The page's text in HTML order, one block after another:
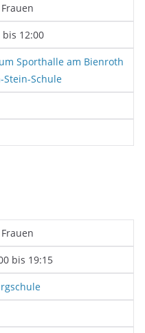
bis 12:00
Sporthalle am Bienroth
Stein-Schule
bis 19:15